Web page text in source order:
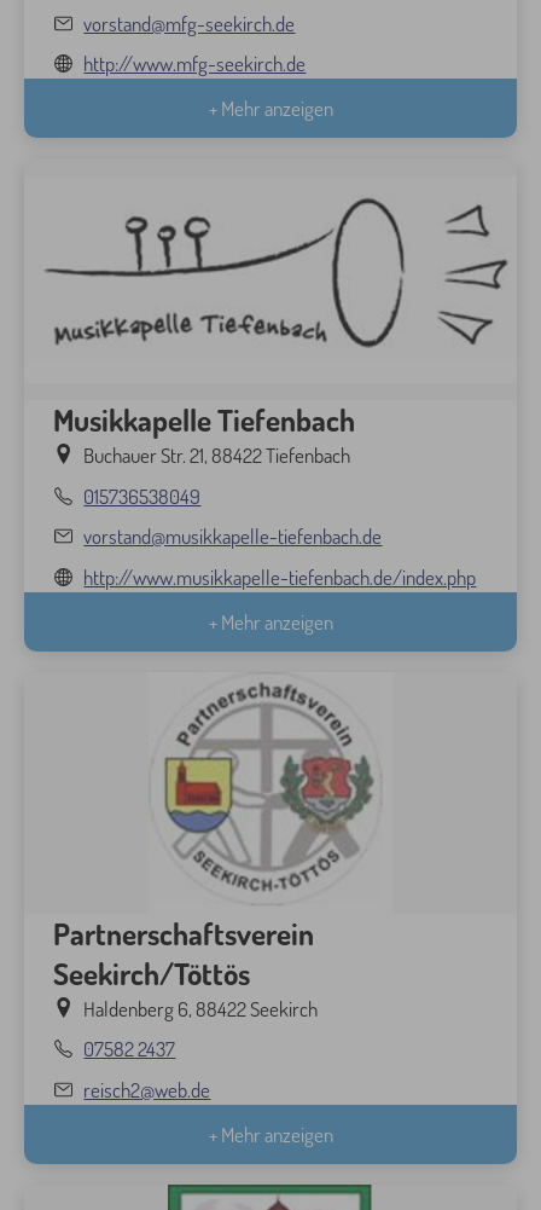
vorstand@mfg-seekirch.de
http://www.mfg-seekirch.de
+ Mehr anzeigen
Musikkapelle Tiefenbach
Buchauer Str. 21, 88422 Tiefenbach
015736538049
vorstand@musikkapelle-tiefenbach.de
http://www.musikkapelle-tiefenbach.de/index.php
+ Mehr anzeigen
Partnerschaftsverein
Seekirch/Töttös
Haldenberg 6, 88422 Seekirch
07582 2437
reisch2@web.de
+ Mehr anzeigen